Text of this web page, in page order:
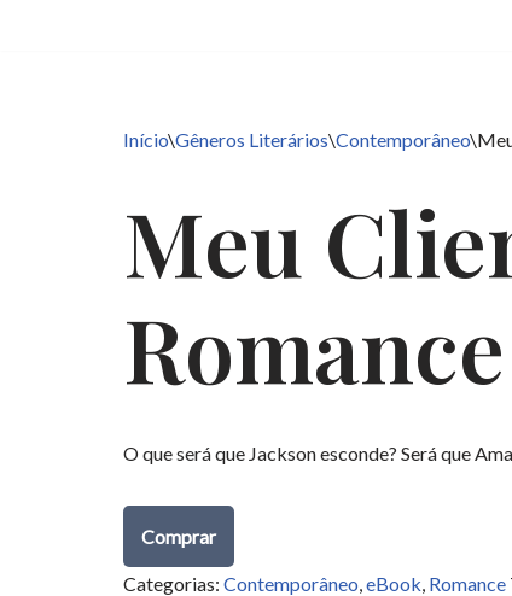
Início\Gêneros Literários\Contemporâneo\
Meu
O que será que Jackson esconde? Será que
Comprar
Categorias: Contemporâneo,eBook, Romance